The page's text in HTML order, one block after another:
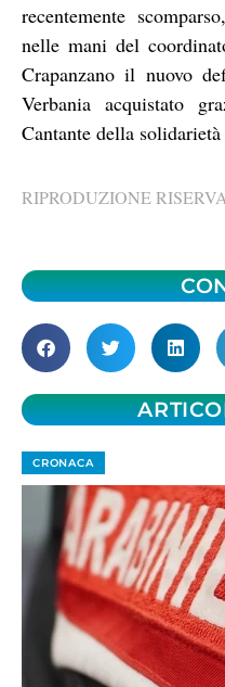
recentemente
nelle mani del
Crapanzano il nuovo
Verbania acquistato
Cantante della
RIPRODUZIONE
CRONACA